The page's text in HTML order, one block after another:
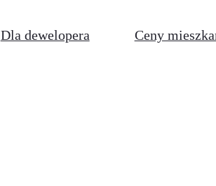
Dla dewelopera Ceny